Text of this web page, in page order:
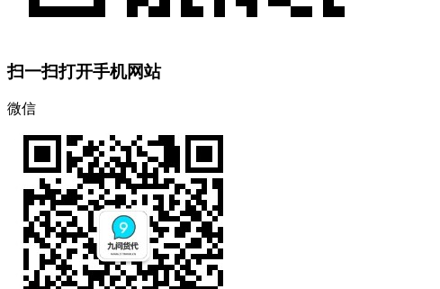
扫一扫打开手机网站
微信